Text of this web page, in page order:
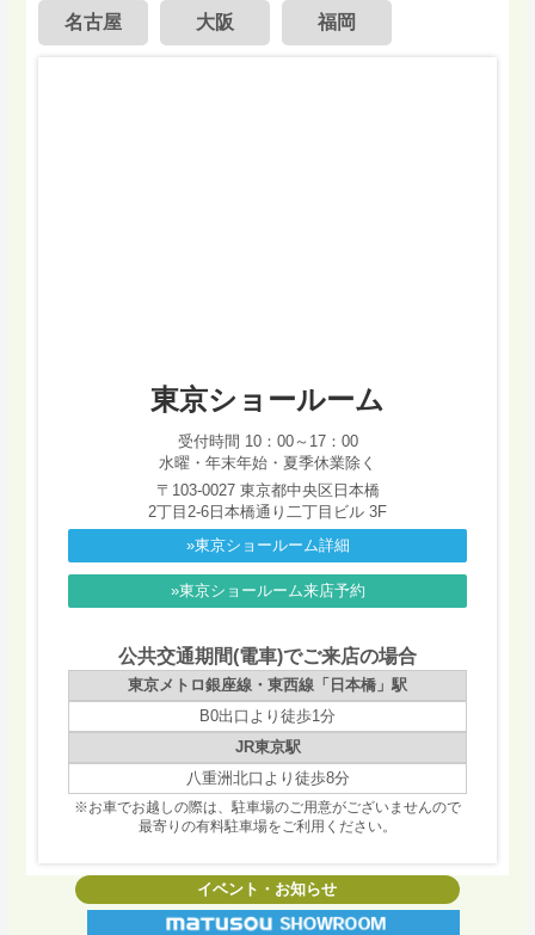
名古屋 大阪 福岡
東京ショールーム
受付時間 10：00～17：00
水曜・年末年始・夏季休業除く
〒103-0027 東京都中央区日本橋
2丁目2-6日本橋通り二丁目ビル 3F
»東京ショールーム詳細
»東京ショールーム来店予約
公共交通期間(電車)でご来店の場合
東京メトロ銀座線・東西線「日本橋」駅
B0出口より徒歩1分
JR東京駅
八重洲北口より徒歩8分
※お車でお越しの際は、駐車場のご用意がございませんので
最寄りの有料駐車場をご利用ください。
イベント・お知らせ